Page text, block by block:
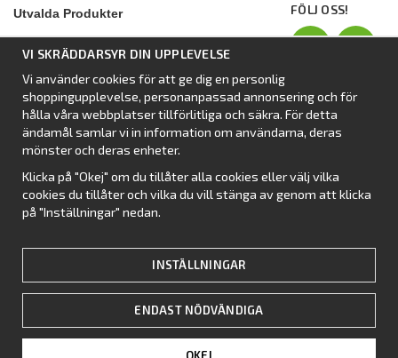
Utvalda Produkter
Dometic Stuga Rest
Isabellas Året runt tält Villa
Förtält från Dometic
Förtält Isabella
Förtält från SvenskaTält
Nyhet: Campingtält
FÖLJ OSS!
VI SKRÄDDARSYR DIN UPPLEVELSE
Vi använder cookies för att ge dig en personlig
shoppingupplevelse, personanpassad annonsering och för
hålla våra webbplatser tillförlitliga och säkra. För detta
ändamål samlar vi in information om användarna, deras
mönster och deras enheter.
Klicka på "Okej" om du tillåter alla cookies eller välj vilka
cookies du tillåter och vilka du vill stänga av genom att klicka
på "Inställningar" nedan.
INSTÄLLNINGAR
ENDAST NÖDVÄNDIGA